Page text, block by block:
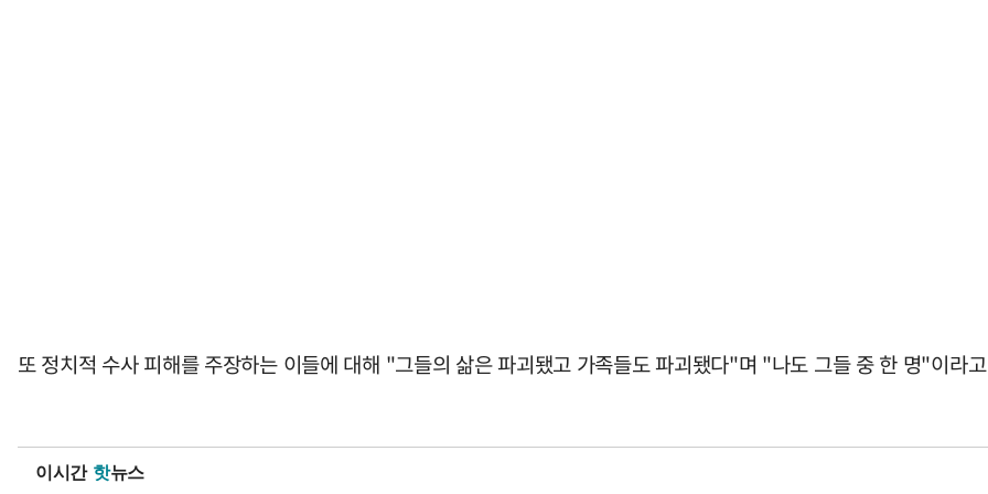
또 정치적 수사 피해를 주장하는 이들에 대해 "그들의 삶은 파괴됐고 가족들도 파괴됐다"며 "나도 그들 중 한 명"이라
이시간 핫뉴스